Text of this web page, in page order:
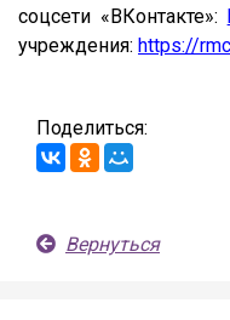
соцсети «ВКонтакте»:
учреждения: https://
Поделиться:
Вернуться